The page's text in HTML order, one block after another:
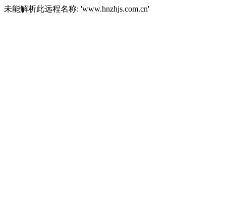
未能解析此远程名称: 'www.hnzhjs.com.cn'